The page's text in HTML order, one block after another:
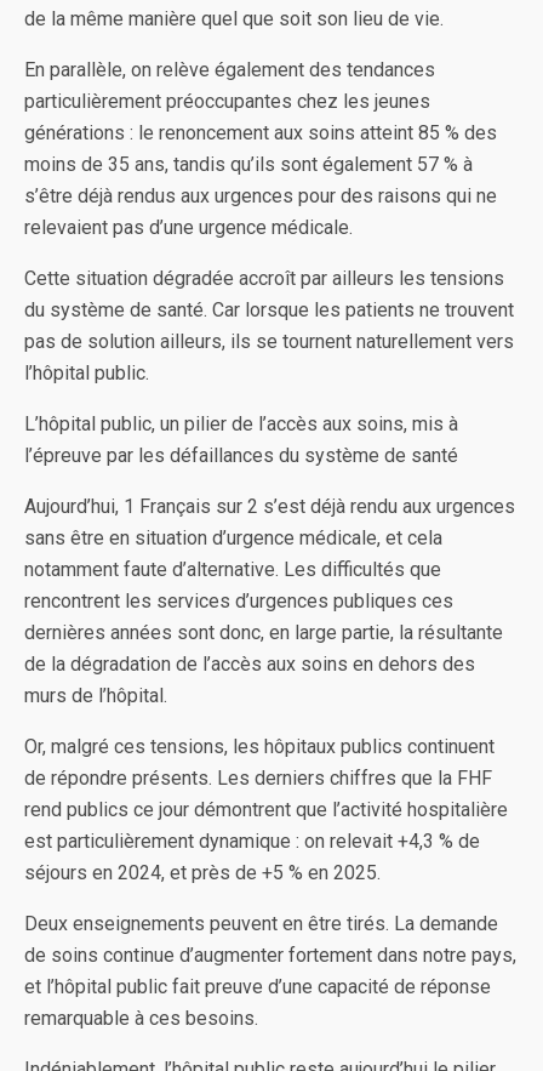
de la même manière quel que soit son lieu de vie.
En parallèle, on relève également des tendances
particulièrement préoccupantes chez les jeunes
générations : le renoncement aux soins atteint 85 % des
moins de 35 ans, tandis qu’ils sont également 57 % à
s’être déjà rendus aux urgences pour des raisons qui ne
relevaient pas d’une urgence médicale.
Cette situation dégradée accroît par ailleurs les tensions
du système de santé. Car lorsque les patients ne trouvent
pas de solution ailleurs, ils se tournent naturellement vers
l’hôpital public.
L’hôpital public, un pilier de l’accès aux soins, mis à
l’épreuve par les défaillances du système de santé
Aujourd’hui, 1 Français sur 2 s’est déjà rendu aux urgences
sans être en situation d’urgence médicale, et cela
notamment faute d’alternative. Les difficultés que
rencontrent les services d’urgences publiques ces
dernières années sont donc, en large partie, la résultante
de la dégradation de l’accès aux soins en dehors des
murs de l’hôpital.
Or, malgré ces tensions, les hôpitaux publics continuent
de répondre présents. Les derniers chiffres que la FHF
rend publics ce jour démontrent que l’activité hospitalière
est particulièrement dynamique : on relevait +4,3 % de
séjours en 2024, et près de +5 % en 2025.
Deux enseignements peuvent en être tirés. La demande
de soins continue d’augmenter fortement dans notre pays,
et l’hôpital public fait preuve d’une capacité de réponse
remarquable à ces besoins.